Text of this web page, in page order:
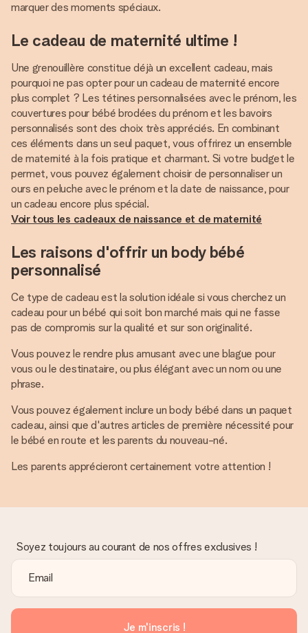
marquer des moments spéciaux.
Le cadeau de maternité ultime !
Une grenouillère constitue déjà un excellent cadeau, mais
pourquoi ne pas opter pour un cadeau de maternité encore
plus complet ? Les tétines personnalisées avec le prénom, les
couvertures pour bébé brodées du prénom et les bavoirs
personnalisés sont des choix très appréciés. En combinant
ces éléments dans un seul paquet, vous offrirez un ensemble
de maternité à la fois pratique et charmant. Si votre budget le
permet, vous pouvez également choisir de personnaliser un
ours en peluche avec le prénom et la date de naissance, pour
Voir tous les cadeaux de naissance et de maternité
Les raisons d'offrir un body bébé
personnalisé
Ce type de cadeau est la solution idéale si vous cherchez un
cadeau pour un bébé qui soit bon marché mais qui ne fasse
pas de compromis sur la qualité et sur son originalité.
Vous pouvez le rendre plus amusant avec une blague pour
vous ou le destinataire, ou plus élégant avec un nom ou une
phrase.
Vous pouvez également inclure un body bébé dans un paquet
cadeau, ainsi que d'autres articles de première nécessité pour
le bébé en route et les parents du nouveau-né.
Les parents apprécieront certainement votre attention !
Soyez toujours au courant de nos offres exclusives !
Je m'inscris !